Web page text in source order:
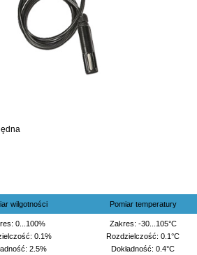
wilgotności Pomiar temperatury
0...100%
0.1%
2.5%
Zakres: -30...105°C
Rozdzielczość: 0.1°C
Dokładność: 0.4°C